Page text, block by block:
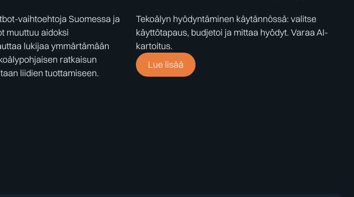
vaihtoehtoja Suomessa ja
muuttuu aidoksi
lukijaa ymmärtämään
ratkaisun
liidien tuottamiseen.
Tekoälyn hyödyntäminen käytännössä: valitse
käyttötapaus, budjetoi ja mittaa hyödyt. Varaa AI-
kartoitus.
Lue lisää